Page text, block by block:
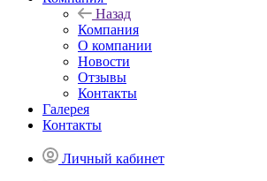
Назад
Компания
О компании
Новости
Отзывы
Контакты
Галерея
Контакты
Личный кабинет